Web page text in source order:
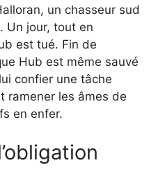
un chasseur sud
Un jour, tout en
est tué. Fin de
Hub est même sauvé
confier une tâche
ramener les âmes de
en enfer.